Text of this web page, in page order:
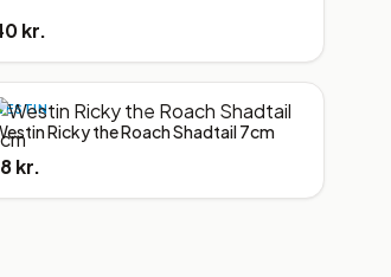
kr.
Ricky the Roach Shadtail 7cm
kr.